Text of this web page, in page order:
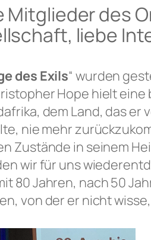
Mitglieder des
liebe
des Exils“ wurden
Hope hielt eine
dem Land, das er
nie mehr
Zustände in seinem
wir für uns
80 Jahren, nach 50
von der er nicht